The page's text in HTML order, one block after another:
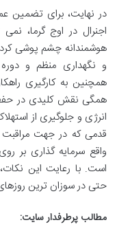
در نهایت، برای تضمین
اجنرال در اوج گرما،
هوشمندانه چشم پوشی
و نگهداری منظم و
همچنین به کارگیری
همگی نقش کلیدی در
انرژی و جلوگیری از
قدمی که در جهت مراقبت
واقع سرمایه گذاری بر
است. با رعایت این
حتی در سوزان ترین
مطالب پرطرفدار سایت: